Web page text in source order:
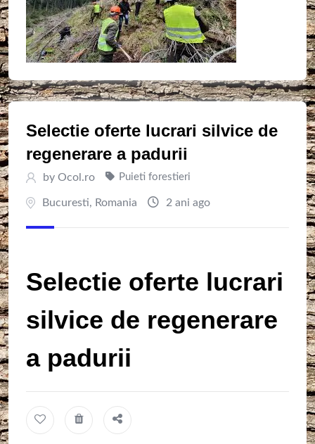
Selectie oferte lucrari silvice de
regenerare a padurii
by Ocol.ro Puieti forestieri
Bucuresti, Romania 2 ani ago
Selectie oferte lucrari
silvice de regenerare
a padurii